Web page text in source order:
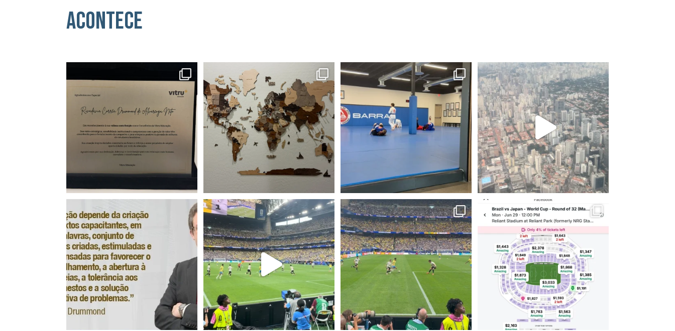
Acontece
Hoje renunciei ao cargo de Conselheiro... My dream as a kid was to visit every single
corner
17 0
Do you remember your first job?
I certainly
32
One of the questions I get asked most often
is:...
37 1
14
Assistir ao jogo da seleção no estádio,
quase ...
393 3
FIFA World Cup 2026, Brasil x Japão,
Houston,...
308 24
Aqui em Houston na expectativa da segunda
feira...
30 1